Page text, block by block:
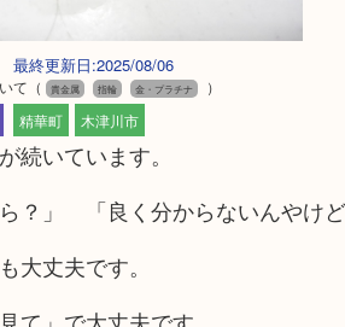
最終更新日:2025/08/06
て （ 貴金属 指輪 金・プラチナ
）
精華町 木津川市
続いています。
ら？」 「良く分からないんやけ
大丈夫です。